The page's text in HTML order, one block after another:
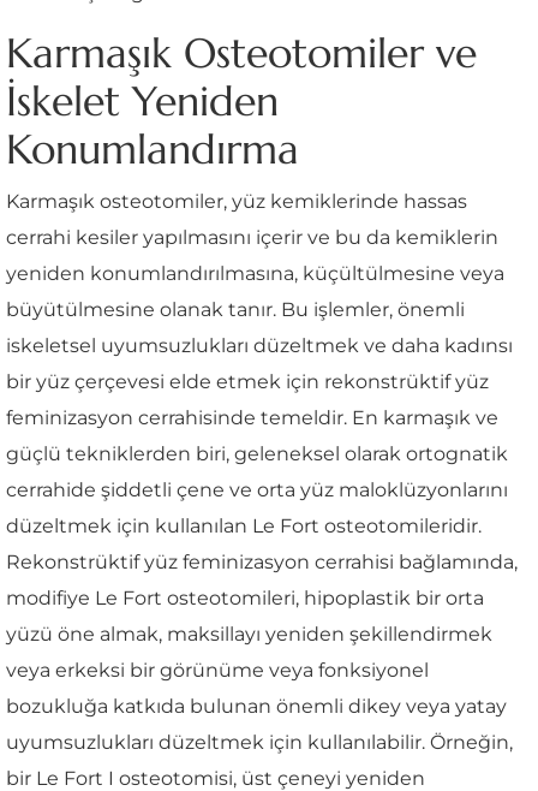
Karmaşık Osteotomiler ve
İskelet Yeniden
Konumlandırma
Karmaşık osteotomiler, yüz kemiklerinde hassas
cerrahi kesiler yapılmasını içerir ve bu da kemiklerin
yeniden konumlandırılmasına, küçültülmesine veya
büyütülmesine olanak tanır. Bu işlemler, önemli
iskeletsel uyumsuzlukları düzeltmek ve daha kadınsı
bir yüz çerçevesi elde etmek için rekonstrüktif yüz
feminizasyon cerrahisinde temeldir. En karmaşık ve
güçlü tekniklerden biri, geleneksel olarak ortognatik
cerrahide şiddetli çene ve orta yüz maloklüzyonlarını
düzeltmek için kullanılan Le Fort osteotomileridir.
Rekonstrüktif yüz feminizasyon cerrahisi bağlamında,
modifiye Le Fort osteotomileri, hipoplastik bir orta
yüzü öne almak, maksillayı yeniden şekillendirmek
veya erkeksi bir görünüme veya fonksiyonel
bozukluğa katkıda bulunan önemli dikey veya yatay
uyumsuzlukları düzeltmek için kullanılabilir. Örneğin,
bir Le Fort I osteotomisi, üst çeneyi yeniden